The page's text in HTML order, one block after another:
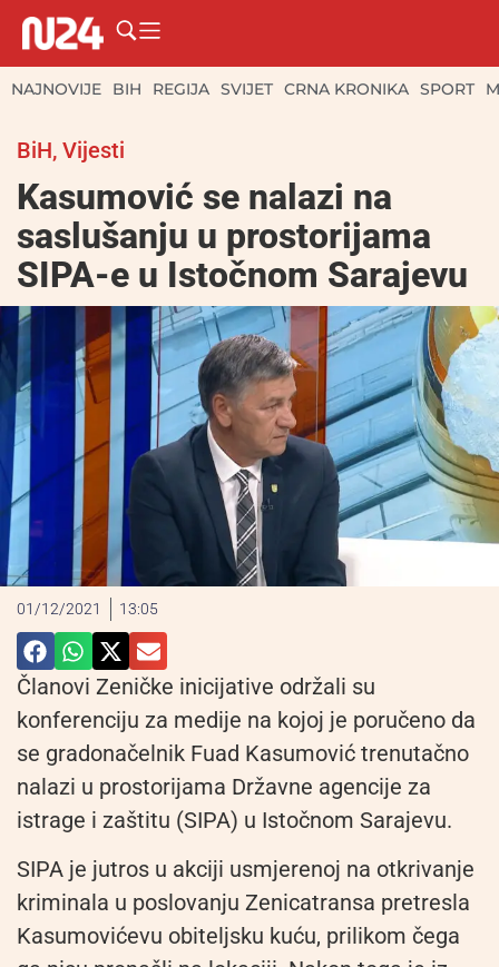
NAJNOVIJE BIH REGIJA SVIJET CRNA KRONIKA SPORT
BiH, Vijesti
Kasumović se nalazi na
saslušanju u prostorijama
SIPA-e u Istočnom Sarajevu
01/12/2021 13:05
Članovi Zeničke inicijative održali su
konferenciju za medije na kojoj je poručeno da
se gradonačelnik Fuad Kasumović trenutačno
nalazi u prostorijama Državne agencije za
istrage i zaštitu (SIPA) u Istočnom Sarajevu.
SIPA je jutros u akciji usmjerenoj na otkrivanje
kriminala u poslovanju Zenicatransa pretresla
Kasumovićevu obiteljsku kuću, prilikom čega